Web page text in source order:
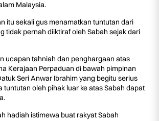
Malaysia.
itu sekali gus menamatkan tuntutan dari
tidak pernah diiktiraf oleh Sabah sejak dari
ucapan tahniah dan penghargaan atas
Kerajaan Perpaduan di bawah pimpinan
Seri Anwar Ibrahim yang begitu serius
tuntutan oleh pihak luar ke atas Sabah dapat
hadiah istimewa buat rakyat Sabah